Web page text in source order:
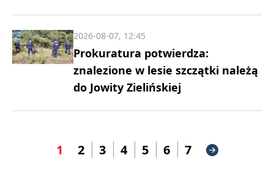
Prokuratura potwierdza:
znalezione w lesie szczątki należą
do Jowity Zielińskiej
2026-08-07, 12:45
1 2 3 4 5 6 7